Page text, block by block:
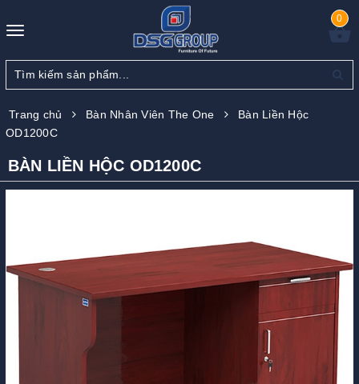
Toggle
0
Trang chủ Bàn Nhân Viên The One
Bàn Liền Hộc
OD1200C
BÀN LIỀN HỘC OD1200C